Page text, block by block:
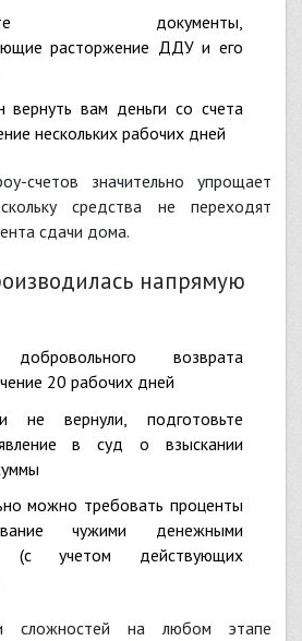
расторжение ДДУ и его
нескольких рабочих дней
счетов значительно упрощает
средства не переходят
сдачи дома.
напрямую
20 рабочих дней
в суд о взыскании
чужими денежными
(с учетом действующих
сложностей на любом этапе